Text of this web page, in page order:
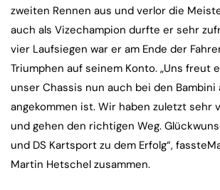
zweiten Rennen aus und verlor die
auch als Vizechampion durfte er sehr
vier Laufsiegen war er am Ende der
Triumphen auf seinem Konto. „Uns freut
unser Chassis nun auch bei den Bambini
angekommen ist. Wir haben zuletzt sehr
und gehen den richtigen Weg.
und DS Kartsport zu dem Erfolg“,
Martin Hetschel zusammen.